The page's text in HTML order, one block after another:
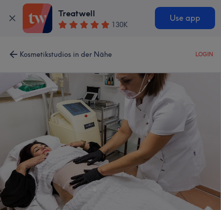
Treatwell
130K
Use app
Kosmetikstudios in der Nähe LOGIN